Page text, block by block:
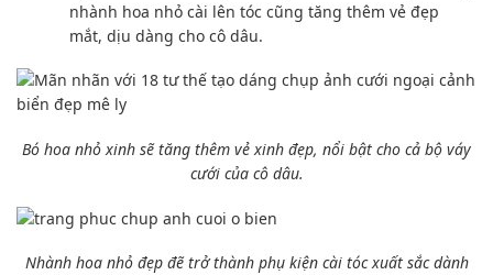
nhành hoa nhỏ cài lên tóc cũng tăng thêm vẻđẹp
mắt, dịu dàng chocô dâu.
Bó hoa nhỏ xinh sẽ tăng thêm vẻ xinh đẹp, nổi bật cho cả bộ váy
cướicủa cô dâu.
Nhành hoa nhỏ đẹp đẽtrởthànhphụ kiện cài tócxuất sắcdành